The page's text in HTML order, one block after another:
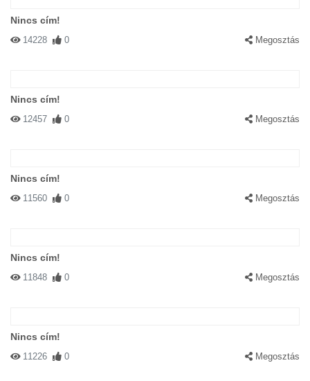
Nincs cím!
14228 0 Megosztás
Nincs cím!
12457 0 Megosztás
Nincs cím!
11560 0 Megosztás
Nincs cím!
11848 0 Megosztás
Nincs cím!
11226 0 Megosztás